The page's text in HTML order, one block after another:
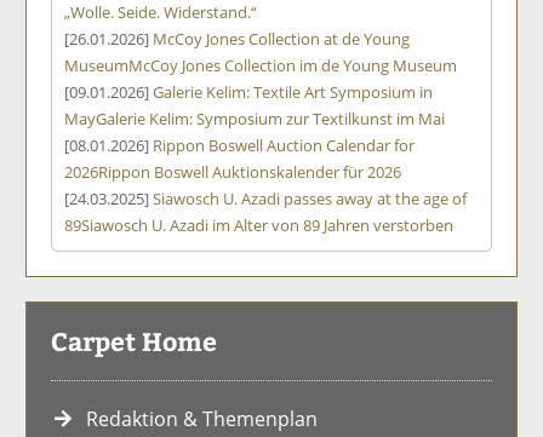
„Wolle. Seide. Widerstand.“
[26.01.2026] McCoy Jones Collection at de Young
MuseumMcCoy Jones Collection im de Young Museum
[09.01.2026]Galerie Kelim: Textile Art Symposium in
MayGalerie Kelim: Symposium zur Textilkunst im Mai
[08.01.2026] Rippon Boswell Auction Calendar for
2026Rippon Boswell Auktionskalender für 2026
[24.03.2025]Siawosch U. Azadi passes away at the age of
89Siawosch U. Azadi im Alter von 89 Jahren verstorben
Carpet Home
Redaktion & Themenplan